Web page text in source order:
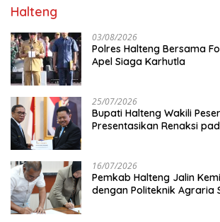
Halteng
03/08/2026
Polres Halteng Bersama
Apel Siaga Karhutla
25/07/2026
Bupati Halteng Wakili
Presentasikan Renaksi
16/07/2026
Pemkab Halteng Jalin
dengan Politeknik Agraria